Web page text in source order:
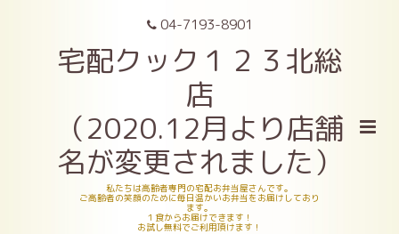
04-7193-8901
宅配クック１２３北総
店
（2020.12月より店舗
名が変更されました）
私たちは高齢者専門の宅配お弁当屋さんです。
ご高齢者の笑顔のために毎日温かいお弁当をお届けしており
ます。
１食からお届けできます！
お試し無料でご利用頂けます！